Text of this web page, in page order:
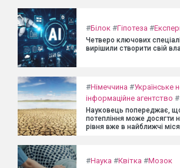
#Білок #Гіпотеза #
Четверо ключових
вирішили створити свій
#Німеччина #Українське
інформаційне агентство #
Науковець попереджає,
потепління може досягти
рівня вже в найближчі
#Наука #Квітка #Мозок